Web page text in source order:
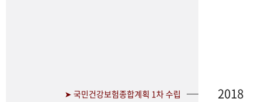
➤ 국민건강보험종합계획 1차 수립 2018